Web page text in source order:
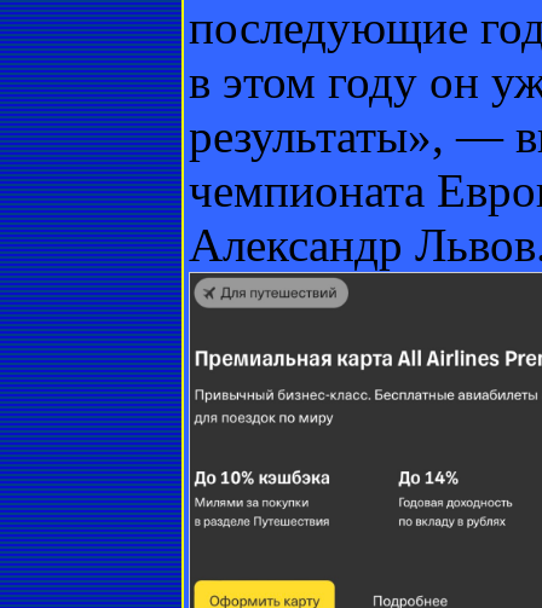
последующие
в этом году он
результаты», —
чемпионата
Александр